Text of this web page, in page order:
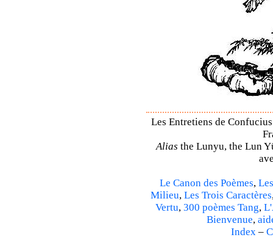
Les Entretiens de
Alias the Lunyu, the Lun
Le Canon des Poèmes,
Milieu, Les Trois Caractères
Vertu, 300 poèmes Tang,
Bienvenue,
Index –